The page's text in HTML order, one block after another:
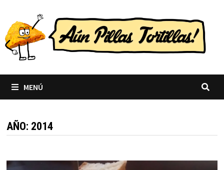
contenido
MENÚ
AÑO: 2014